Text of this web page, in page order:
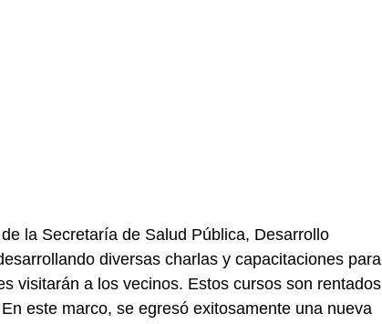
la Secretaría de Salud Pública, Desarrollo
diversas charlas y capacitaciones para
visitarán a los vecinos. Estos cursos son rentados
este marco, se egresó exitosamente una nueva